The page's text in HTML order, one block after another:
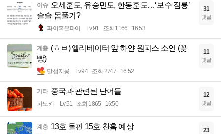
이슈 오세훈도, 유승민도, 한동훈도…‘보수 잠룡’
슬슬 몸풀기?
파이혹은파어 Lv.91 조회 1166 16:53
31
댓글
계층 (ㅎㅂ) 엘리베이터 앞 하얀 원피스 소연 (꽃
빵)
달섭지롱 Lv.94 조회 2747 16:52
11
댓글
기타 중국과 관련된 단어들
파노키 Lv.51 조회 1865 16:50
12
댓글
계층 13호 돌핀 15호 찬홈 예상 23